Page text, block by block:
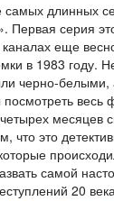
самых длинных
Первая серия
еще
в 1983 году.
черно-
месяцев
что это
самой
20